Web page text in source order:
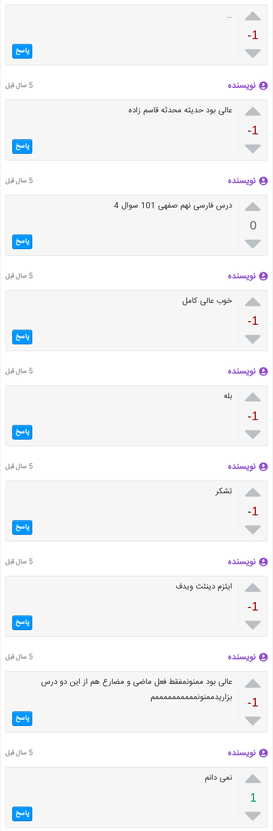

-1

…
پاسخ
نویسنده 5 سال قبل

-1

عالی بود حدیثه محدثه قاسم زاده
پاسخ
نویسنده 5 سال قبل

0

درس فارسی نهم صفهی 101 سوال 4
پاسخ
نویسنده 5 سال قبل

-1

خوب عالی کامل
پاسخ
نویسنده 5 سال قبل

-1

بله
پاسخ
نویسنده 5 سال قبل

-1

تشکر
پاسخ
نویسنده 5 سال قبل

-1

ایئزم دینئث ویدف
پاسخ
نویسنده 5 سال قبل

-1

عالی بود ممنونمفقط فعل ماضی و مضارع هم از این دو درس
بزاریدممنونممممممممممم
پاسخ
نویسنده 5 سال قبل

1

نمی دانم
پاسخ